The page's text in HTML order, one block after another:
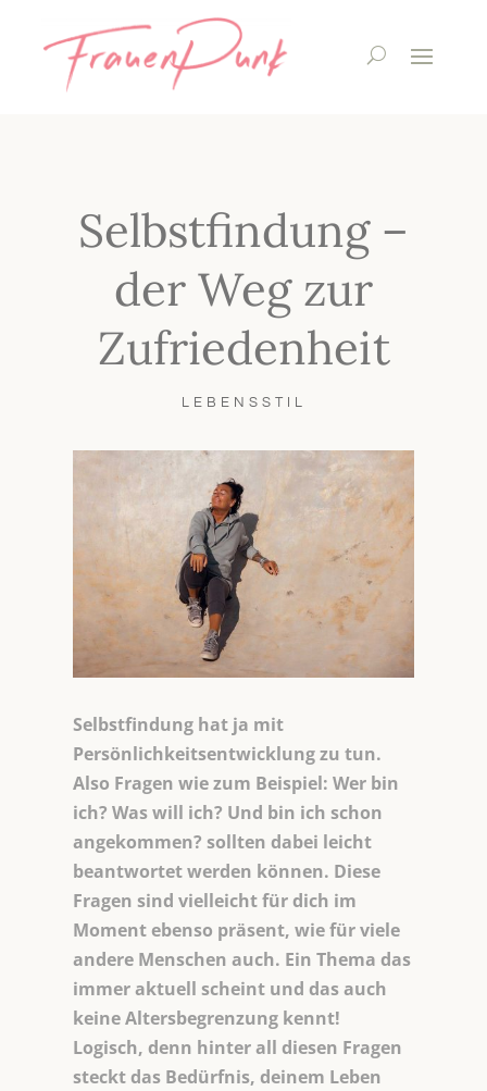
Selbstfindung –
der Weg zur
Zufriedenheit
LEBENSSTIL
Selbstfindung hat ja mit
Persönlichkeitsentwicklung zu tun.
Also Fragen wie zum Beispiel: Wer bin
ich? Was will ich? Und bin ich schon
angekommen? sollten dabei leicht
beantwortet werden können. Diese
Fragen sind vielleicht für dich im
Moment ebenso präsent, wie für viele
andere Menschen auch. Ein Thema das
immer aktuell scheint und das auch
keine Altersbegrenzung kennt!
Logisch, denn hinter all diesen Fragen
steckt das Bedürfnis, deinem Leben